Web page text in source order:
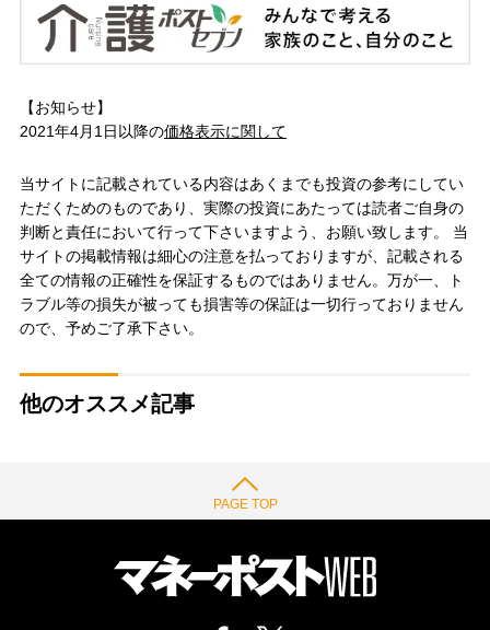
【お知らせ】
2021年4月1日以降の価格表示に関して
当サイトに記載されている内容はあくまでも投資の参考にしてい
ただくためのものであり、実際の投資にあたっては読者ご自身の
判断と責任において行って下さいますよう、お願い致します。 当
サイトの掲載情報は細心の注意を払っておりますが、記載される
全ての情報の正確性を保証するものではありません。万が一、ト
ラブル等の損失が被っても損害等の保証は一切行っておりません
ので、予めご了承下さい。
他のオススメ記事
PAGE TOP